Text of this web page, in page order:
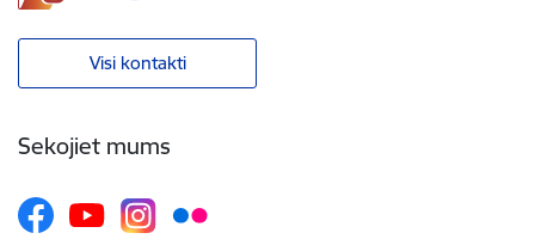
Visi kontakti
Sekojiet mums